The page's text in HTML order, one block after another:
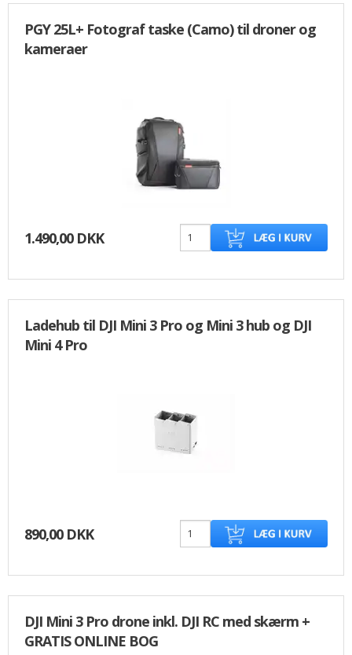
PGY 25L+ Fotograf taske (Camo) til droner og
kameraer
1.490,00 DKK
Ladehub til DJI Mini 3 Pro og Mini 3 hub og DJI
Mini 4 Pro
890,00 DKK
DJI Mini 3 Pro drone inkl. DJI RC med skærm +
GRATIS ONLINE BOG